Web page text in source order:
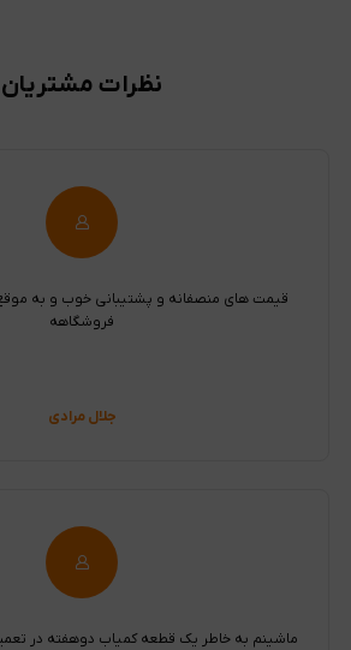
نظرات مشتریان
قیمت های منصفانه و پشتیبانی خوب و به موقع
فروشگاهه
جلال مرادی
ماشینم به خاطر یک قطعه کمیاب دوهفته در